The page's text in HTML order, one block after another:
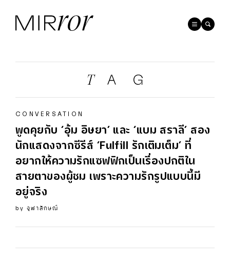
CONVERSATION
พูดคุยกับ ‘อุ้ม อิษยา’ และ ‘แบม สราลี’ สอง
นักแสดงจากซีรีส์ ‘Fulfill รักเติมเต็ม’ ที่
อยากให้ความรักแซฟฟิกเป็นเรื่องปกติใน
สายตาของผู้ชม เพราะความรักรูปแบบนี้มี
อยู่จริง
by จุฬาลักษณ์